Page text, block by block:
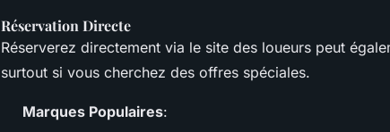
Réservation Directe
Réserverez directement via le site des loueurs peut
surtout si vous cherchez des offres spéciales.
Marques Populaires: